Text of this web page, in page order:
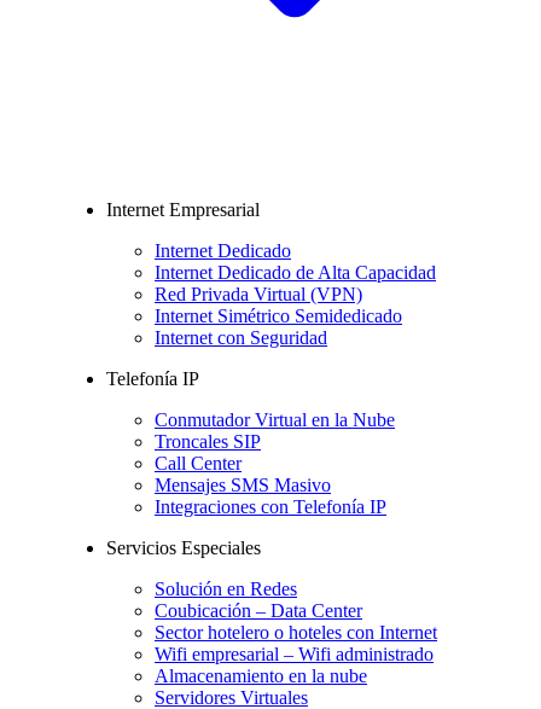
Internet Empresarial
Internet Dedicado
Internet Dedicado de Alta Capacidad
Red Privada Virtual (VPN)
Internet Simétrico Semidedicado
Internet con Seguridad
Telefonía IP
Conmutador Virtual en la Nube
Troncales SIP
Call Center
Mensajes SMS Masivo
Integraciones con Telefonía IP
Servicios Especiales
Solución en Redes
Coubicación – Data Center
Sector hotelero o hoteles con Internet
Wifi empresarial – Wifi administrado
Almacenamiento en la nube
Servidores Virtuales